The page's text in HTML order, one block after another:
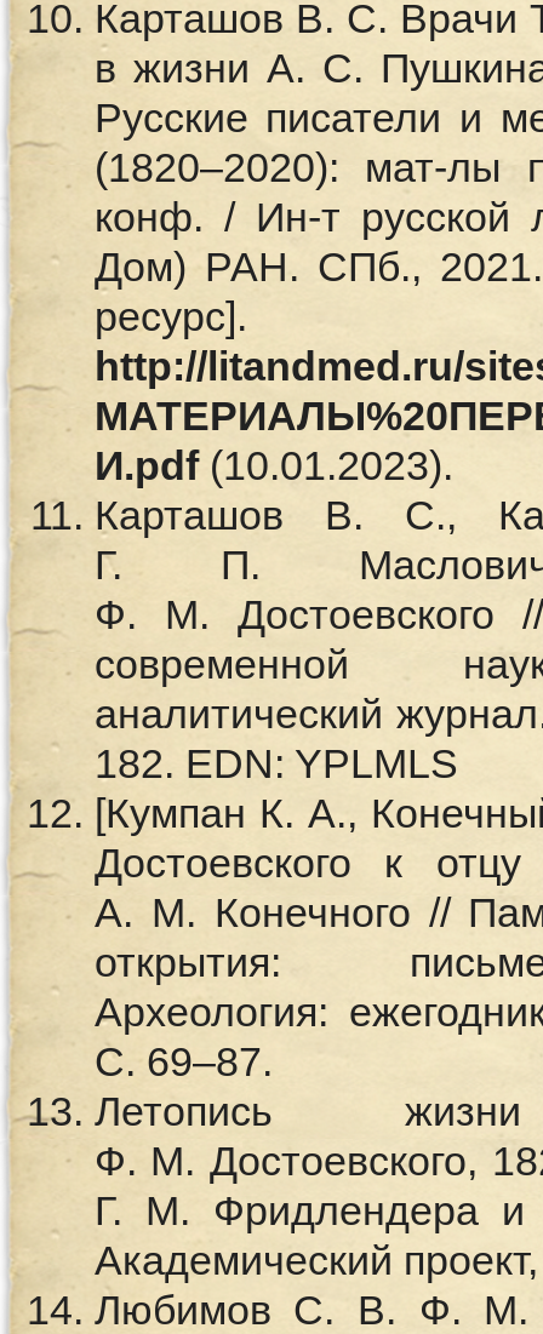
Карташов В. С. Врачи
в жизни А. С.
Русские писатели и
(1820–2020): мат-лы
конф. / Ин-т русской
Дом) РАН. СПб.,
http://litandmed.ru/
И.pdf(10.01.2023).
Карташов В. С.,
Г. П.
Ф. М. Достоевского
современной
аналитический
182. EDN: YPLMLS
[Кумпан К. А.,
Достоевского к
А. М. Конечного //
открытия:
Археология:
С. 69–87.
Летопись
Ф. М. Достоевского,
Г. М. Фридлендера
Академический
Любимов С. В. Ф. М.